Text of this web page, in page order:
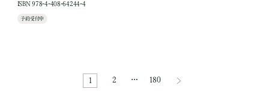
ISBN 978-4-408-64244-4
予約受付中
1 2 … 180